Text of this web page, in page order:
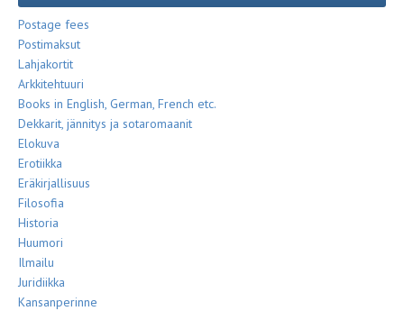
Postage fees
Postimaksut
Lahjakortit
Arkkitehtuuri
Books in English, German, French etc.
Dekkarit, jännitys ja sotaromaanit
Elokuva
Erotiikka
Eräkirjallisuus
Filosofia
Historia
Huumori
Ilmailu
Juridiikka
Kansanperinne